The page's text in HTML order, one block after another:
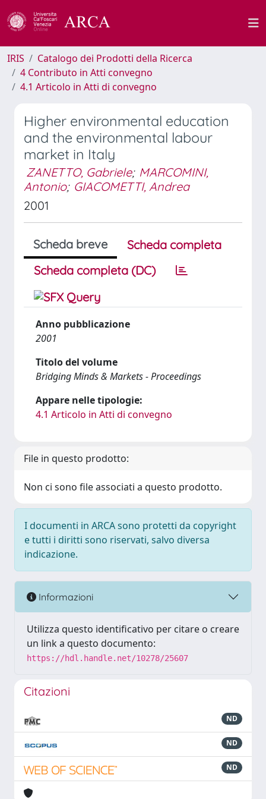
IRIS
Catalogo dei Prodotti della Ricerca
4 Contributo in Atti convegno
4.1 Articolo in Atti di convegno
Higher environmental education
and the environmental labour
market in Italy
ZANETTO, Gabriele; MARCOMINI,
Antonio; GIACOMETTI, Andrea
2001
Scheda breve
Scheda completa
Scheda completa (DC)
Anno pubblicazione
2001
Titolo del volume
Bridging Minds & Markets - Proceedings
Appare nelle tipologie:
4.1 Articolo in Atti di convegno
File in questo prodotto:
Non ci sono file associati a questo prodotto.
I documenti in ARCA sono protetti da copyright
e tutti i diritti sono riservati, salvo diversa
indicazione.
Informazioni
Utilizza questo identificativo per citare o creare
un link a questo documento:
https://hdl.handle.net/10278/25607
Citazioni
ND
ND
ND